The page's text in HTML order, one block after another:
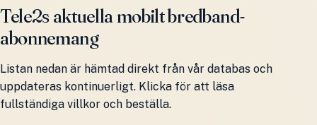
Tele2s aktuella mobilt bredband-
abonnemang
Listan nedan är hämtad direkt från vår databas och
uppdateras kontinuerligt. Klicka för att läsa
fullständiga villkor och beställa.